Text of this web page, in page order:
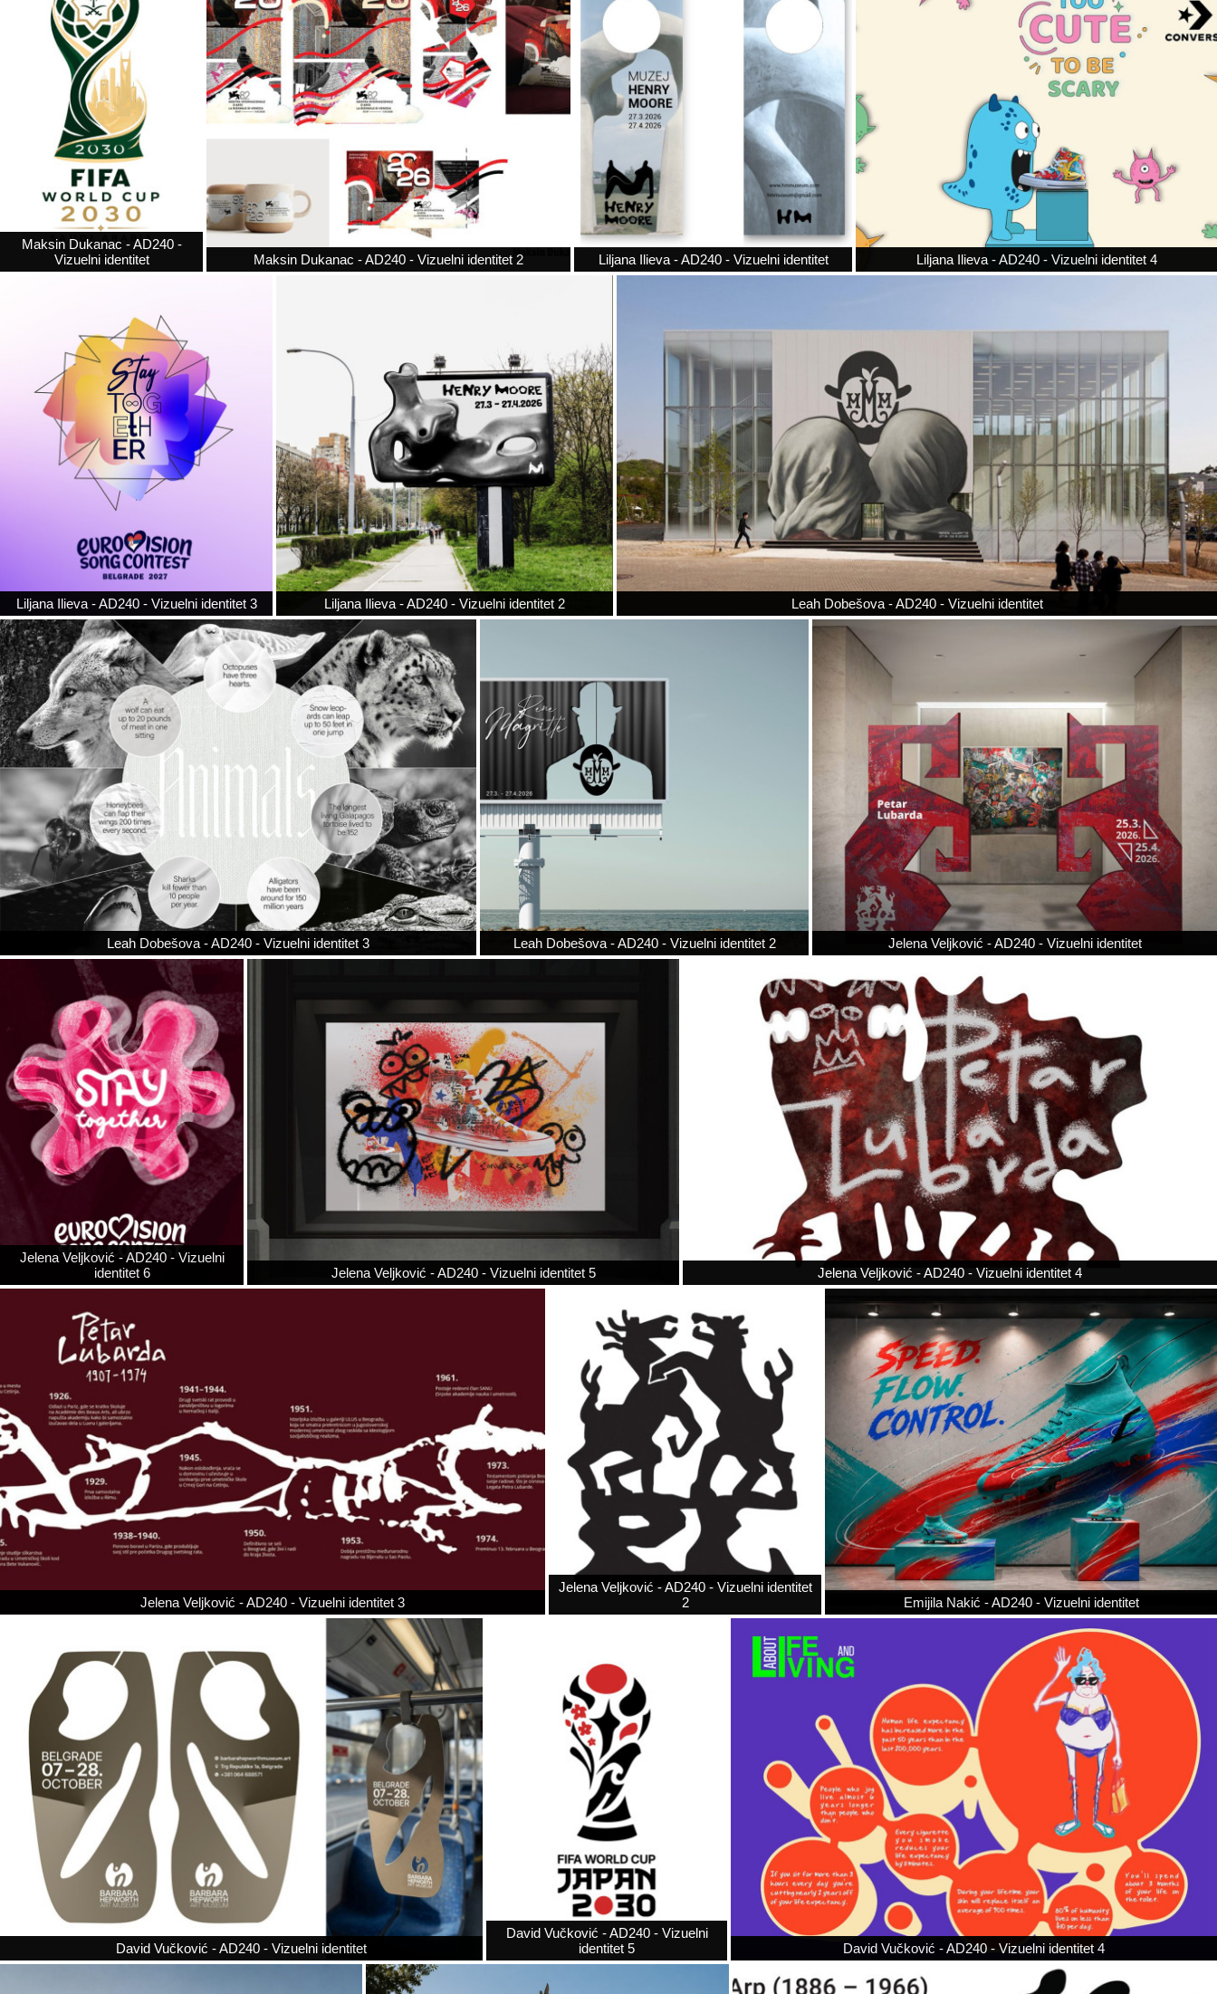
Maksin Dukanac - AD240 -
Vizuelni identitet
Maksin Dukanac - AD240 - Vizuelni identitet 2 Liljana Ilieva - AD240 - Vizuelni identitet Liljana Ilieva - AD240 - Vizuelni identitet 4
Liljana Ilieva - AD240 - Vizuelni identitet 3 Liljana Ilieva - AD240 - Vizuelni identitet 2 Leah Dobešova - AD240 - Vizuelni identitet
Leah Dobešova - AD240 - Vizuelni identitet 3 Leah Dobešova - AD240 - Vizuelni identitet 2 Jelena Veljković - AD240 - Vizuelni identitet
Jelena Veljković - AD240 - Vizuelni
identitet 6
Jelena Veljković - AD240 - Vizuelni identitet 5 Jelena Veljković - AD240 - Vizuelni identitet 4
Jelena Veljković - AD240 - Vizuelni identitet 3
Jelena Veljković - AD240 - Vizuelni identitet
2
Emijila Nakić - AD240 - Vizuelni identitet
David Vučković - AD240 - Vizuelni identitet
David Vučković - AD240 - Vizuelni
identitet 5
David Vučković - AD240 - Vizuelni identitet 4